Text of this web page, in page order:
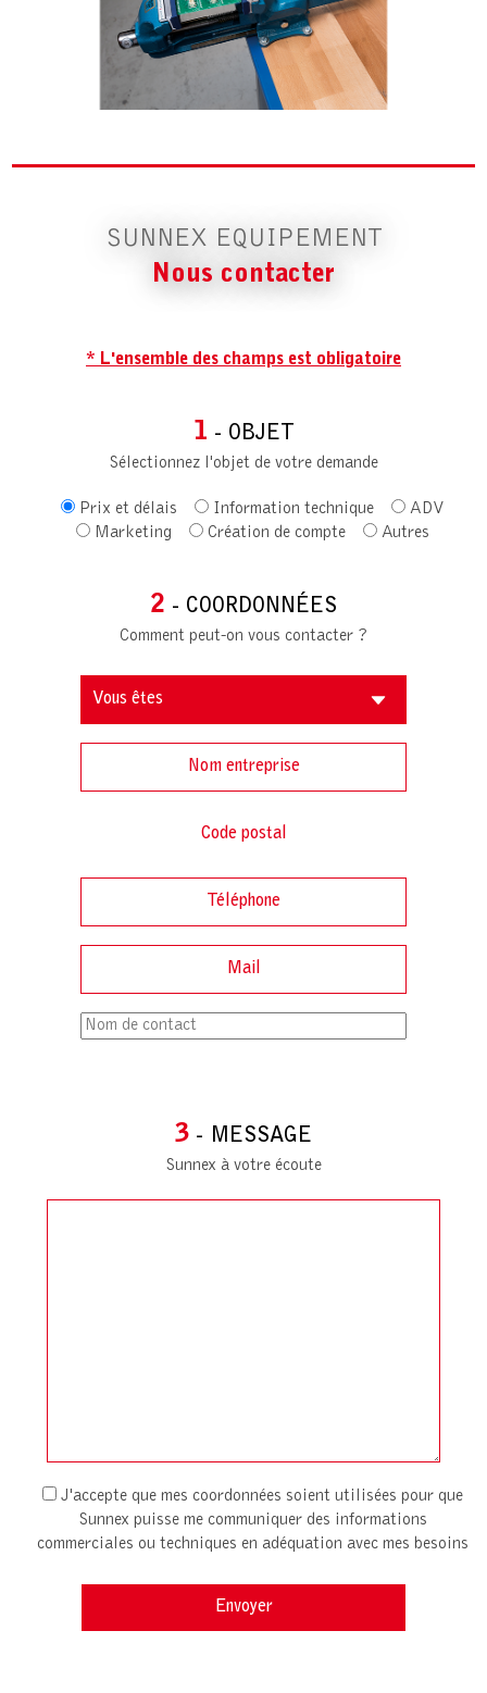
SUNNEX EQUIPEMENT
Nous contacter
* L'ensemble des champs est obligatoire
1 - OBJET
Sélectionnez l'objet de votre demande
Prix et délais Information technique
ADV
Marketing
Création de compte Autres
2 - COORDONNÉES
Comment peut-on vous contacter ?
3 - MESSAGE
Sunnex à votre écoute
J'accepte que mes coordonnées soient utilisées pour que
Sunnex puisse me communiquer des informations
commerciales ou techniques en adéquation avec mes besoins